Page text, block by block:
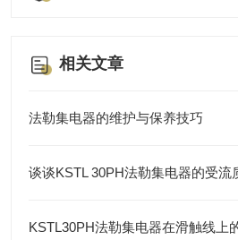
相关文章
法勒集电器的维护与保养技巧
谈谈KSTL 30PH法勒集电器的受流
KSTL30PH法勒集电器在滑触线上